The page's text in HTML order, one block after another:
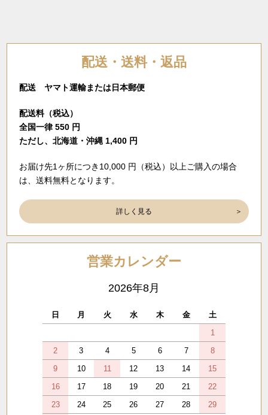
配送・送料・返品
配送 ヤマト運輸または日本郵便
配送料（税込）
全国一律 550 円
ただし、北海道・沖縄 1,400 円
お届け先1ヶ所につき10,000 円（税込）以上ご購入の場合
は、送料無料となります。
詳しく見る
営業カレンダー
2026年8月
日 月 火 水 木 金
土
1
2
3 4 5 6 7
8
9
10 11 12 13 14
15
16
17 18 19 20 21
22
23
24 25 26 27 28
29